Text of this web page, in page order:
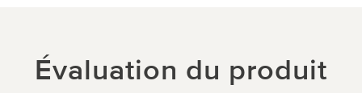
Évaluation du produit